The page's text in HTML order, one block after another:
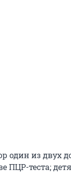
один из двух
ПЦР-теста;